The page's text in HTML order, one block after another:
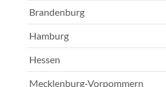
Brandenburg
Hamburg
Hessen
Mecklenburg-Vorpommern